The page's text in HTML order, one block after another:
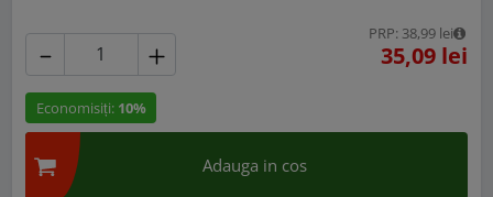
PRP: 38,99 lei
35,09 lei
Economisiți: 10%
Adauga in cos